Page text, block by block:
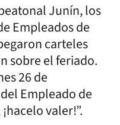
Junín, los
Empleados de
carteles
sobre el feriado.
26 de
Empleado de
valer!”.